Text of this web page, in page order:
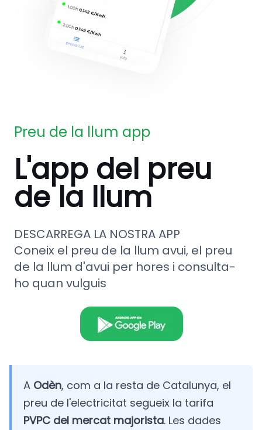
Preu de la llum app
L'app del preu
de la llum
DESCARREGA LA NOSTRA APP
Coneix el preu de la llum avui, el preu
de la llum d'avui per hores i consulta-
ho quan vulguis
A Odèn, com a la resta de Catalunya, el
preu de l'electricitat segueix la tarifa
PVPC del mercat majorista. Les dades